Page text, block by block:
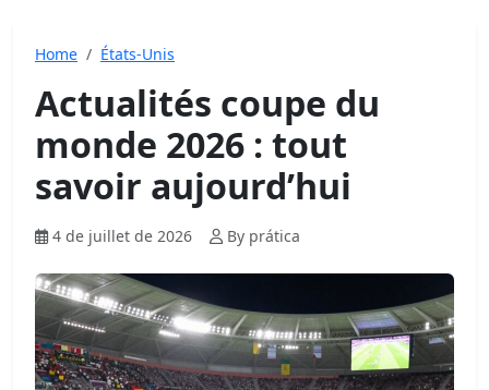
Home États-Unis
Actualités coupe du
monde 2026 : tout
savoir aujourd’hui
4 de juillet de 2026 By prática